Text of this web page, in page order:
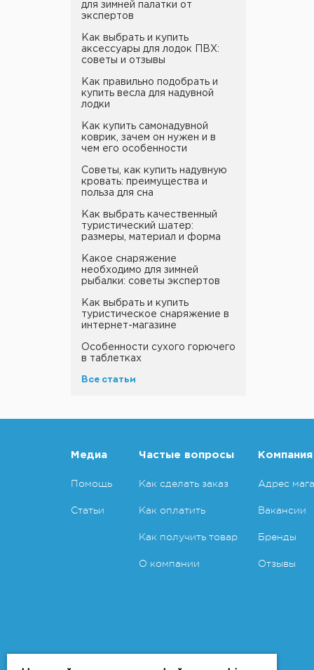
для зимней палатки от
экспертов
Как выбрать и купить
аксессуары для лодок ПВХ:
советы и отзывы
Как правильно подобрать и
купить весла для надувной
лодки
Как купить самонадувной
коврик, зачем он нужен и в
чем его особенности
Советы, как купить надувную
кровать: преимущества и
польза для сна
Как выбрать качественный
туристический шатер:
размеры, материал и форма
Какое снаряжение
необходимо для зимней
рыбалки: советы экспертов
Как выбрать и купить
туристическое снаряжение в
интернет-магазине
Особенности сухого горючего
в таблетках
Все статьи
Медиа
Помощь
Статьи
Частые вопросы
Как сделать заказ
Как оплатить
Как получить товар
О компании
Компания
Адрес
Вакансии
Бренды
Отзывы